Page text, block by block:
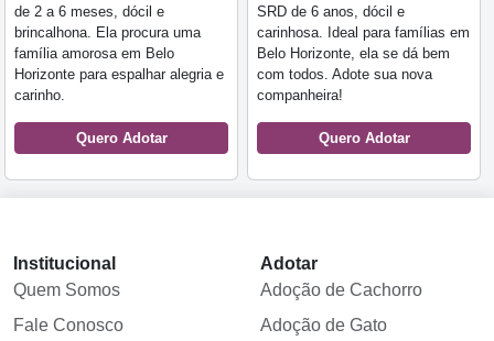
de 2 a 6 meses, dócil e
brincalhona. Ela procura uma
família amorosa em Belo
Horizonte para espalhar alegria e
carinho.
Quero Adotar
SRD de 6 anos, dócil e
carinhosa. Ideal para famílias em
Belo Horizonte, ela se dá bem
com todos. Adote sua nova
companheira!
Quero Adotar
Institucional
Quem Somos
Fale Conosco
Adotar
Adoção de Cachorro
Adoção de Gato